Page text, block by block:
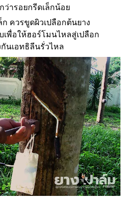
ว่ารอยกรีดเล็กน้อย
ควรขูดผิวเปลือกต้นยาง
เพื่อให้ฮอร์โมนไหลสู่เปลือก
นเอทธิลีนรั่วไหล